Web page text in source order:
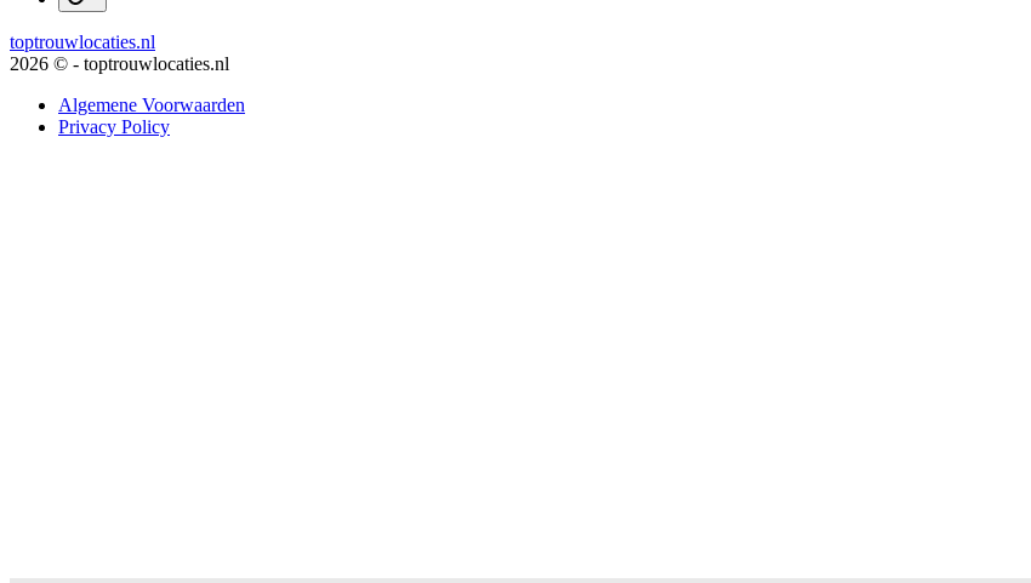
toptrouwlocaties.nl
2026 © - toptrouwlocaties.nl
Algemene Voorwaarden
Privacy Policy